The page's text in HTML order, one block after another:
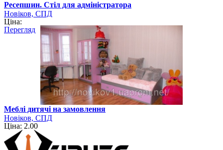
Ресепшин. Стіл для адміністратора
Новіков, СПД
Ціна:
Перегляд
Меблі дитячі на замовлення
Новіков, СПД
Ціна: 2.00